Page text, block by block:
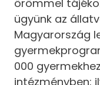
örömmel
ügyünk az
Magyarország
000
intézményben: